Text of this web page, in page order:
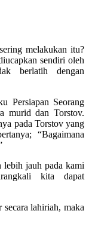
melakukan itu?
sendiri oleh
berlatih dengan
Persiapan Seorang
murid dan Torstov.
pada Torstov yang
“Bagaimana
lebih jauh pada kami
kita dapat
secara lahiriah, maka